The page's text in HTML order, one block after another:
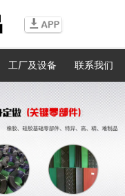
工厂及设备 联系我们
搜索